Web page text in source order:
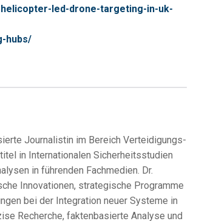
led-drone-targeting-in-uk-
hubs/
Journalistin im Bereich Verteidigungs-
in Internationalen Sicherheitsstudien
in führenden Fachmedien. Dr.
Innovationen, strategische Programme
bei der Integration neuer Systeme in
Recherche, faktenbasierte Analyse und